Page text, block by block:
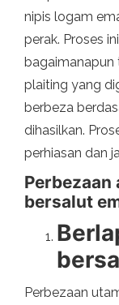
nipis logam
perak. Proses
bagaimanapun
plaiting yang
berbeza
dihasilkan.
perhiasan dan
Perbezaan
bersalut
Perbezaan